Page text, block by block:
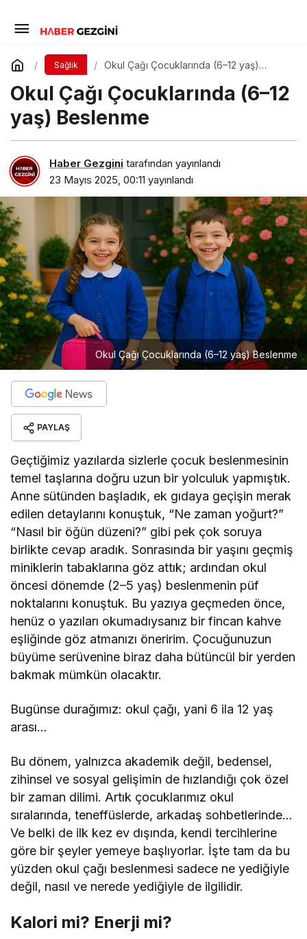
Sağlık
Okul Çağı Çocuklarında (6–12 yaş)
Okul Çağı Çocuklarında (6–12
yaş) Beslenme
Haber Gezgini tarafından yayınlandı
23 Mayıs 2025, 00:11 yayınlandı
Okul Çağı Çocuklarında (6–12 yaş) Beslenme
PAYLAŞ
Geçtiğimiz yazılarda sizlerle çocuk beslenmesinin
temel taşlarına doğru uzun bir yolculuk yapmıştık.
Anne sütünden başladık, ek gıdaya geçişin merak
edilen detaylarını konuştuk, “Ne zaman yoğurt?”
“Nasıl bir öğün düzeni?” gibi pek çok soruya
birlikte cevap aradık. Sonrasında bir yaşını geçmiş
miniklerin tabaklarına göz attık; ardından okul
öncesi dönemde (2–5 yaş) beslenmenin püf
noktalarını konuştuk. Bu yazıya geçmeden önce,
henüz o yazıları okumadıysanız bir fincan kahve
eşliğinde göz atmanızı öneririm. Çocuğunuzun
büyüme serüvenine biraz daha bütüncül bir yerden
bakmak mümkün olacaktır.
Bugünse durağımız: okul çağı, yani 6 ila 12 yaş
arası…
Bu dönem, yalnızca akademik değil, bedensel,
zihinsel ve sosyal gelişimin de hızlandığı çok özel
bir zaman dilimi. Artık çocuklarımız okul
sıralarında, teneffüslerde, arkadaş sohbetlerinde…
Ve belki de ilk kez ev dışında, kendi tercihlerine
göre bir şeyler yemeye başlıyorlar. İşte tam da bu
yüzden okul çağı beslenmesi sadece ne yediğiyle
değil, nasıl ve nerede yediğiyle de ilgilidir.
Kalori mi? Enerji mi?